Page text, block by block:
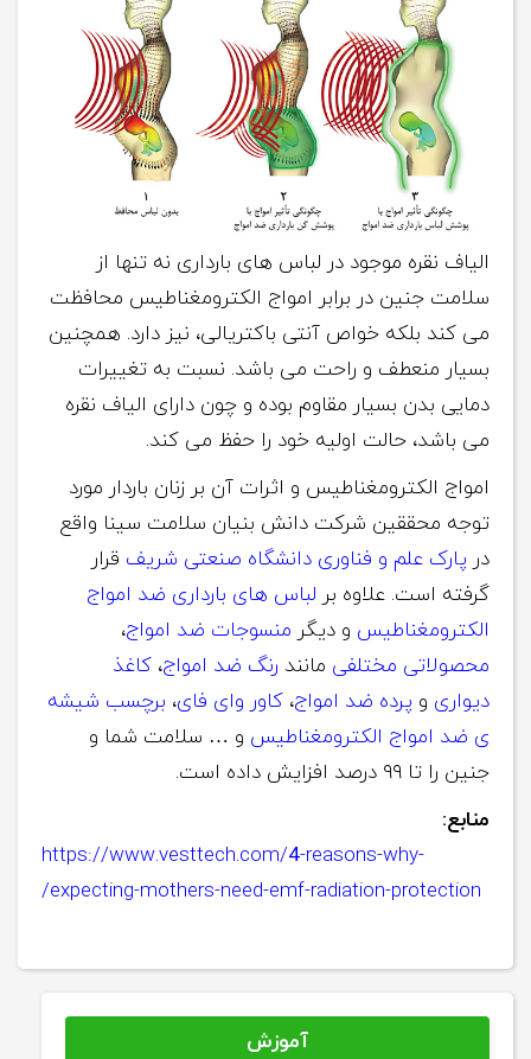
الیاف نقره موجود در لباس های بارداری نه تنها از
سلامت جنین در برابر امواج الکترومغناطیس محافظت
می کند بلکه خواص آنتی باکتریالی، نیز دارد. همچنین
بسیار منعطف و راحت می باشد. نسبت به تغییرات
دمایی بدن بسیار مقاوم بوده و چون دارای الیاف نقره
می باشد، حالت اولیه خود را حفظ می کند.
امواج الکترومغناطیس و اثرات آن بر زنان باردار مورد
توجه محققین شرکت دانش بنیان سلامت سینا واقع
در پارک علم و فناوری دانشگاه صنعتی شریف قرار
گرفته است. علاوه بر لباس های بارداری ضد امواج
الکترومغناطیس و دیگر منسوجات ضد امواج،
محصولاتی مختلفی مانند رنگ ضد امواج، کاغذ
دیواری و پرده ضد امواج، کاور وای فای، برچسب شیشه
ی ضد امواج الکترومغناطیس و … سلامت شما و
جنین را تا ۹۹ درصد افزایش داده است.
منابع:
https://www.vesttech.com/4-reasons-why-
expecting-mothers-need-emf-radiation-protection/
آموزش